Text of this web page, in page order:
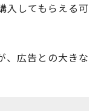
入してもらえる可
、広告との大きな